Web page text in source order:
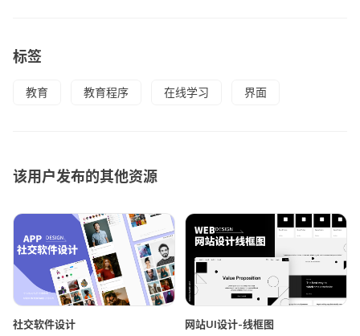
标签
教育 教育程序 在线学习 界面
该用户发布的其他资源
社交软件设计 网站UI设计-线框图